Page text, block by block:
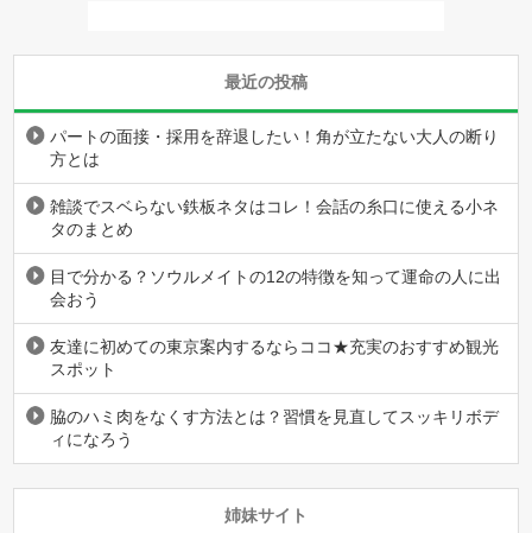
最近の投稿
パートの面接・採用を辞退したい！角が立たない大人の断り
方とは
雑談でスベらない鉄板ネタはコレ！会話の糸口に使える小ネ
タのまとめ
目で分かる？ソウルメイトの12の特徴を知って運命の人に出
会おう
友達に初めての東京案内するならココ★充実のおすすめ観光
スポット
脇のハミ肉をなくす方法とは？習慣を見直してスッキリボデ
ィになろう
姉妹サイト